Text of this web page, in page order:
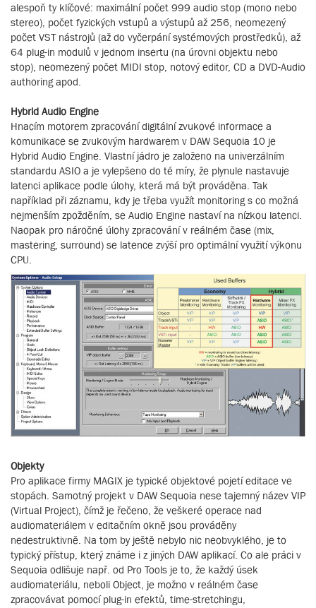
alespoň ty klíčové: maximální počet 999 audio stop (mono nebo
stereo), počet fyzických vstupů a výstupů až 256, neomezený
počet VST nástrojů (až do vyčerpání systémových prostředků), až
64 plug-in modulů v jednom insertu (na úrovni objektu nebo
stop), neomezený počet MIDI stop, notový editor, CD a DVD-Audio
authoring apod.
Hybrid Audio Engine
Hnacím motorem zpracování digitální zvukové informace a
komunikace se zvukovým hardwarem v DAW Sequoia 10 je
Hybrid Audio Engine. Vlastní jádro je založeno na univerzálním
standardu ASIO a je vylepšeno do té míry, že plynule nastavuje
latenci aplikace podle úlohy, která má být prováděna. Tak
například při záznamu, kdy je třeba využít monitoring s co možná
nejmenším zpožděním, se Audio Engine nastaví na nízkou latenci.
Naopak pro náročné úlohy zpracování v reálném čase (mix,
mastering, surround) se latence zvýší pro optimální využití výkonu
CPU.
Objekty
Pro aplikace firmy MAGIX je typické objektové pojetí editace ve
stopách. Samotný projekt v DAW Sequoia nese tajemný název VIP
(Virtual Project), čímž je řečeno, že veškeré operace nad
audiomateriálem v editačním okně jsou prováděny
nedestruktivně. Na tom by ještě nebylo nic neobvyklého, je to
typický přístup, který známe i z jiných DAW aplikací. Co ale práci v
Sequoia odlišuje např. od Pro Tools je to, že každý úsek
audiomateriálu, neboli Object, je možno v reálném čase
zpracovávat pomocí plug-in efektů, time-stretchingu,